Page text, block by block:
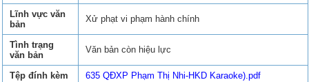
Lĩnh vực văn
bản
Xử phạt vi phạm hành chính
Tình trạng
văn bản
Văn bản còn hiệu lực
Tệp đính kèm 635 QĐXP Phạm Thị Nhi-HKD Karaoke).pdf